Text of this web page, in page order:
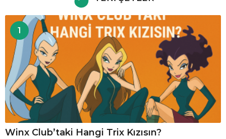
1
Winx Club’taki Hangi Trix Kızısın?